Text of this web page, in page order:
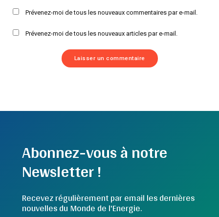
Prévenez-moi de tous les nouveaux commentaires par e-mail.
Prévenez-moi de tous les nouveaux articles par e-mail.
Abonnez-vous à notre
Newsletter !
Recevez régulièrement par email les dernières
nouvelles du Monde de l'Energie.